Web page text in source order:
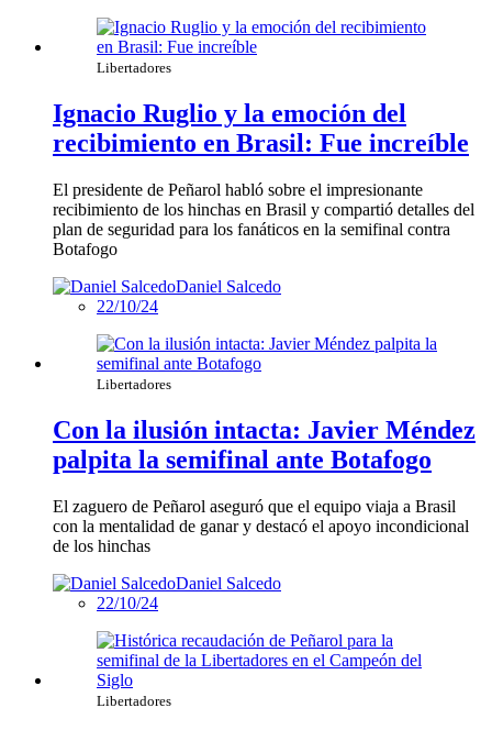
Libertadores
Ignacio Ruglio y la emoción del
recibimiento en Brasil: Fue increíble
El presidente de Peñarol habló sobre el impresionante
recibimiento de los hinchas en Brasil y compartió detalles del
plan de seguridad para los fanáticos en la semifinal contra
Botafogo
Daniel Salcedo
22/10/24
Libertadores
Con la ilusión intacta: Javier Méndez
palpita la semifinal ante Botafogo
El zaguero de Peñarol aseguró que el equipo viaja a Brasil
con la mentalidad de ganar y destacó el apoyo incondicional
de los hinchas
Daniel Salcedo
22/10/24
Libertadores